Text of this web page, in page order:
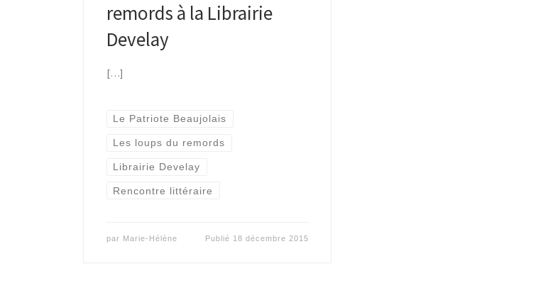
remords à la Librairie
Develay
[…]
Le Patriote Beaujolais
Les loups du remords
Librairie Develay
Rencontre littéraire
par Marie-Hélène Publié 18 décembre 2015